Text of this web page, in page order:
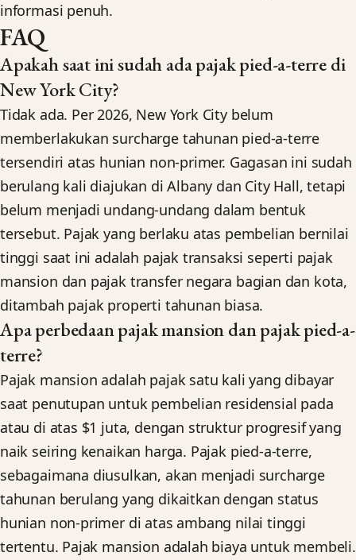
informasi penuh.
FAQ
Apakah saat ini sudah ada pajak pied-a-terre di
New York City?
Tidak ada. Per 2026, New York City belum
memberlakukan surcharge tahunan pied-a-terre
tersendiri atas hunian non-primer. Gagasan ini sudah
berulang kali diajukan di Albany dan City Hall, tetapi
belum menjadi undang-undang dalam bentuk
tersebut. Pajak yang berlaku atas pembelian bernilai
tinggi saat ini adalah pajak transaksi seperti pajak
mansion dan pajak transfer negara bagian dan kota,
ditambah pajak properti tahunan biasa.
Apa perbedaan pajak mansion dan pajak pied-a-
terre?
Pajak mansion adalah pajak satu kali yang dibayar
saat penutupan untuk pembelian residensial pada
atau di atas $1 juta, dengan struktur progresif yang
naik seiring kenaikan harga. Pajak pied-a-terre,
sebagaimana diusulkan, akan menjadi surcharge
tahunan berulang yang dikaitkan dengan status
hunian non-primer di atas ambang nilai tinggi
tertentu. Pajak mansion adalah biaya untuk membeli.